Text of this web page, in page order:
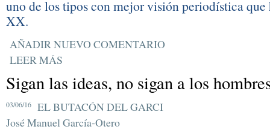
uno de los tipos con mejor visión periodística
XX.
AÑADIR NUEVO COMENTARIO
LEER MÁS
Sigan las ideas, no sigan a los
03/06/16
EL BUTACÓN DEL GARCI
José Manuel García-Otero